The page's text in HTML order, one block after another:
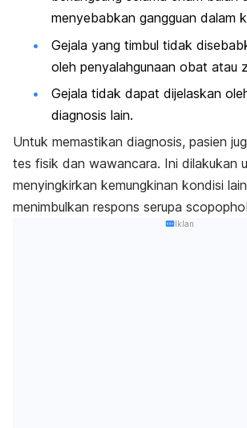
menyebabkan gangguan dalam
Gejala yang timbul tidak
oleh penyalahgunaan obat atau
Gejala tidak dapat dijelaskan
diagnosis lain.
Untuk memastikan diagnosis, pasien
tes fisik dan wawancara. Ini dilakukan
menyingkirkan kemungkinan kondisi
menimbulkan respons serupa
Iklan